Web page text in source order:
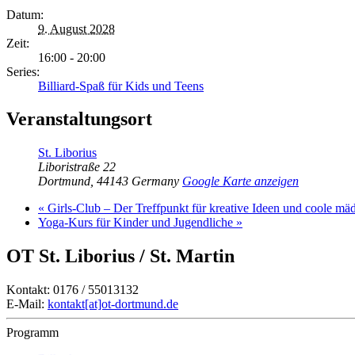
Datum:
9. August 2028
Zeit:
16:00 - 20:00
Series:
Billiard-Spaß für Kids und Teens
Veranstaltungsort
St. Liborius
Liboristraße 22
Dortmund 44143 Germany Google Karte anzeigen
« Girls-Club – Der Treffpunkt für kreative Ideen und coole
Yoga-Kurs für Kinder und Jugendliche »
OT St. Liborius / St. Martin
Kontakt: 0176 / 55013132
E-Mail: kontakt[at]ot-dortmund.de
Programm